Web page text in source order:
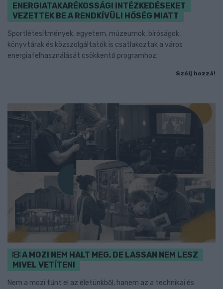
ENERGIATAKARÉKOSSÁGI INTÉZKEDÉSEKET
VEZETTEK BE A RENDKÍVÜLI HŐSÉG MIATT
Sportlétesítmények, egyetem, múzeumok, bíróságok,
könyvtárak és közszolgáltatók is csatlakoztak a város
energiafelhasználását csökkentő programhoz.
Szólj hozzá!
A MOZI NEM HALT MEG, DE LASSAN NEM LESZ
MIVEL VETÍTENI
Nem a mozi tűnt el az életünkből, hanem az a technikai és